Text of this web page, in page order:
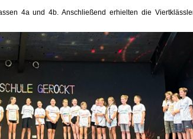
4a und 4b. Anschließend erhielten die